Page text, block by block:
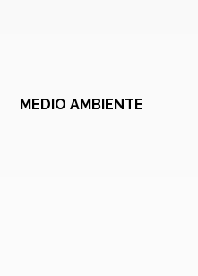
MEDIO AMBIENTE